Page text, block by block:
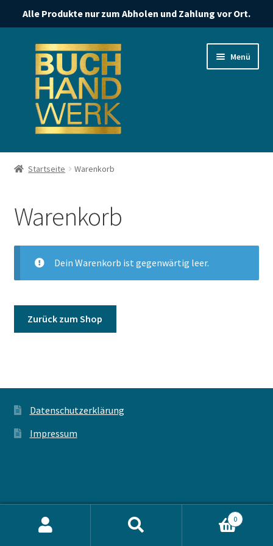
Alle Produkte nur zum Abholen und Zahlung vor Ort.
Navigation
springen
springen
Menü
Start
Impressum
Kasse
Porigami
Warenkorb
Startseite Warenkorb
Warenkorb
Dein Warenkorb ist gegenwärtig leer.
Zurück zum Shop
Datenschutzerklärung
Impressum
0